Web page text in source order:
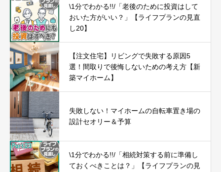
\1分でわかる!!/「老後のために投資はして
おいた方がいい？」【ライフプランの見直
し20】
【注文住宅】リビングで失敗する原因5
選！間取りで後悔しないための考え方【新
築マイホーム】
失敗しない！マイホームの自転車置き場の
設計セオリー＆予算
\1分でわかる!!/「相続対策する前に準備し
ておくべきことは？」【ライフプランの見